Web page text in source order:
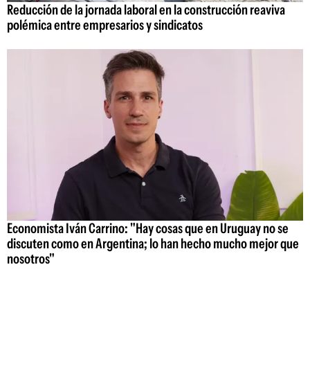
Reducción de la jornada laboral en la construcción reaviva
polémica entre empresarios y sindicatos
Economista Iván Carrino: "Hay cosas que en Uruguay no se
discuten como en Argentina; lo han hecho mucho mejor que
nosotros"